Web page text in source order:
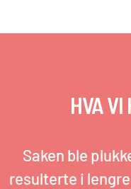
HVA VI
Saken ble
resulterte i